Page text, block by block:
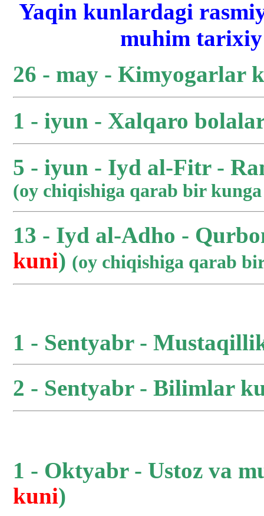
Yaqin kunlardagi
muhim
26 - may - Kimyogarlar
1 - iyun - Xalqaro
5 - iyun - Iyd al-Fitr -
(oy chiqishiga qarab bir
13 - Iyd al-Adho -
kuni) (oy chiqishiga qarab
1 - Sentyabr -
2 - Sentyabr - Bilimlar
1 - Oktyabr - Ustoz va
kuni)